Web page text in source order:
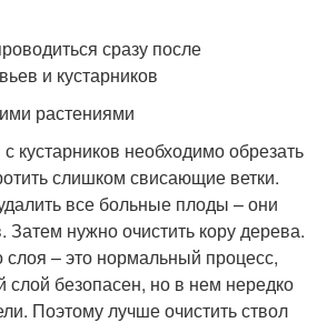
сразу после
и кустарников
растениями
кустарников необходимо обрезать
слишком свисающие ветки.
все больные плоды – они
Затем нужно очистить кору дерева.
– это нормальный процесс,
безопасен, но в нем нередко
Поэтому лучше очистить ствол